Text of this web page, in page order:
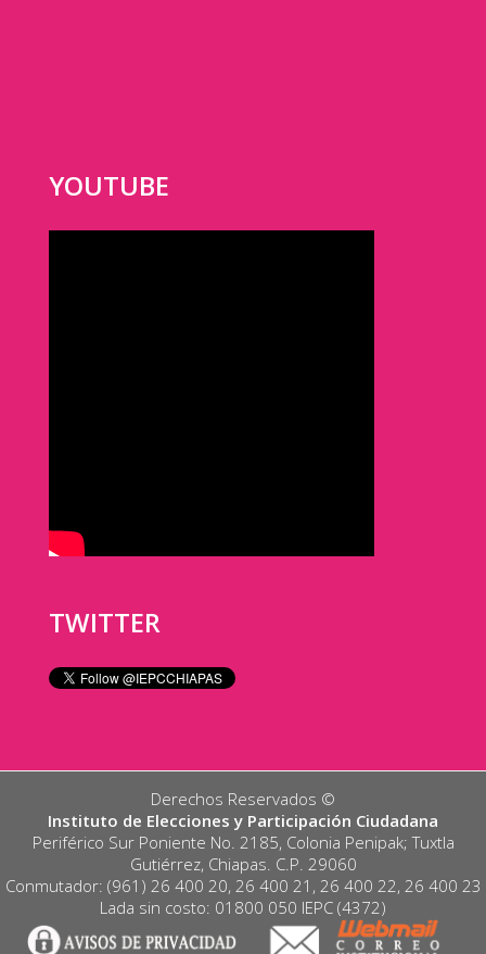
YOUTUBE
TWITTER
Derechos Reservados ©️
Instituto de Elecciones y Participación Ciudadana
Periférico Sur Poniente No. 2185, Colonia Penipak; Tuxtla
Gutiérrez, Chiapas. C.P. 29060
Conmutador: (961) 26 400 20, 26 400 21, 26 400 22, 26 400 23
Lada sin costo: 01800 050 IEPC (4372)